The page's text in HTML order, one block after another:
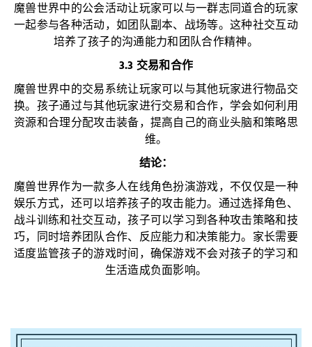
魔兽世界中的公会活动让玩家可以与一群志同道合的玩家
一起参与各种活动，如团队副本、战场等。这种社交互动
培养了孩子的沟通能力和团队合作精神。
3.3 交易和合作
魔兽世界中的交易系统让玩家可以与其他玩家进行物品交
换。孩子通过与其他玩家进行交易和合作，学会如何利用
资源和合理分配攻击装备，提高自己的商业头脑和策略思
维。
结论：
魔兽世界作为一款多人在线角色扮演游戏，不仅仅是一种
娱乐方式，还可以培养孩子的攻击能力。通过选择角色、
战斗训练和社交互动，孩子可以学习到各种攻击策略和技
巧，同时培养团队合作、反应能力和决策能力。家长需要
适度监管孩子的游戏时间，确保游戏不会对孩子的学习和
生活造成负面影响。